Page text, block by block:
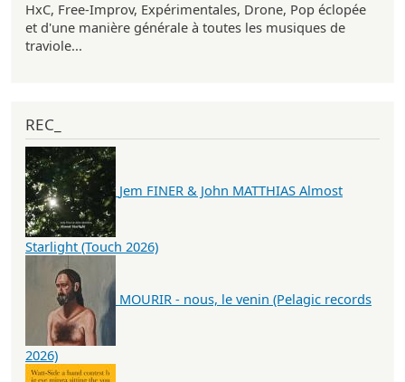
HxC, Free-Improv, Expérimentales, Drone, Pop éclopée
et d'une manière générale à toutes les musiques de
traviole...
REC_
Jem FINER & John MATTHIAS Almost
Starlight (Touch 2026)
MOURIR - nous, le venin (Pelagic records
2026)